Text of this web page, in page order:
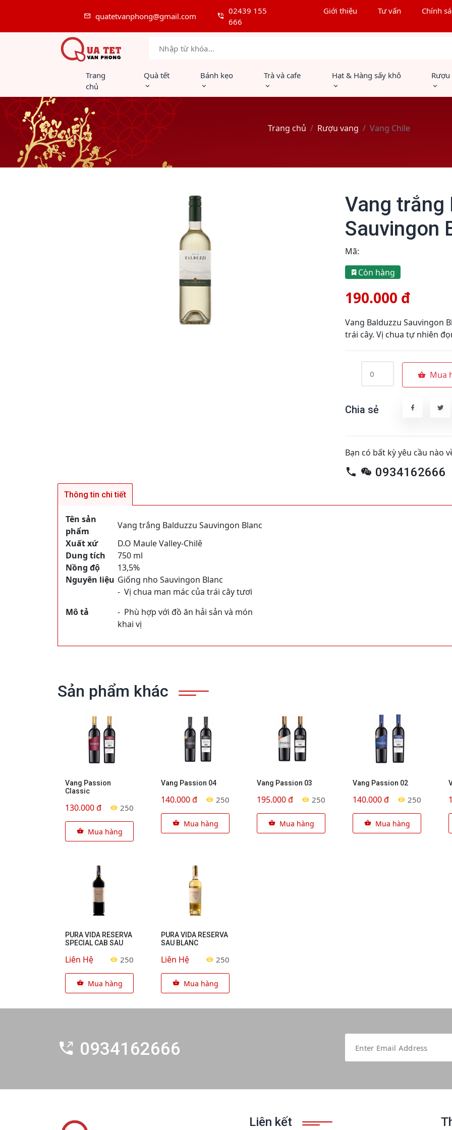
quatetvanphong@gmail.com
02439 155
666
Giới thiệu Tư vấn Chính
Trang
chủ
Quà tết Bánh kẹo Trà và cafe Hạt & Hàng sấy khô Rượu
Trang chủ Rượu vang Vang Chile
Vang trắng
Sauvingon
Mã:
Còn hàng
190.000 đ
Vang Balduzzu Sauvingon
trái cây. Vị chua tự nhiên
Mua
Chia sẻ
Bạn có bất kỳ yêu cầu nào
0934162666
Thông tin chi tiết
Tên sản
phẩm
Vang trắng Balduzzu Sauvingon Blanc
Xuất xứ
D.O Maule Valley-Chilê
Dung tích
750 ml
Nồng độ
13,5%
Nguyên liệu Giống nho Sauvingon Blanc
Mô tả
- Vị chua man mác của trái cây tươi
- Phù hợp với đồ ăn hải sản và món
khai vị
Sản phẩm khác
Vang Passion
Classic
130.000 đ 250
Mua hàng
Vang Passion 04
140.000 đ 250
Mua hàng
Vang Passion 03
195.000 đ 250
Mua hàng
Vang Passion 02
140.000 đ 250
Mua hàng
PURA VIDA RESERVA
SPECIAL CAB SAU
Liên Hệ 250
Mua hàng
PURA VIDA RESERVA
SAU BLANC
Liên Hệ 250
Mua hàng
0934162666
Liên kết